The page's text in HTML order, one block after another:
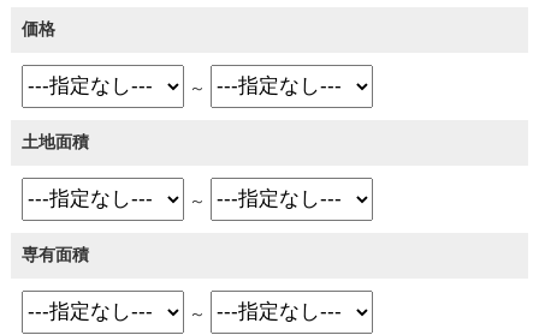
価格
～
土地面積
～
専有面積
～